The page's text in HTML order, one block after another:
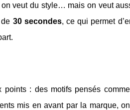
veut du style… mais on veut
30 secondes, ce qui permet
points : des motifs pensés
mis en avant par la marque,